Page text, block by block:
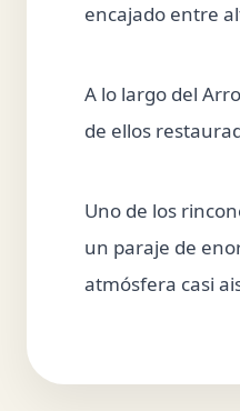
encajado entre
A lo largo del
de ellos
Uno de los
un paraje de
atmósfera casi